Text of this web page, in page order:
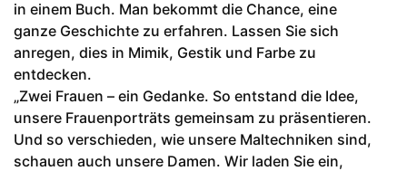
in einem Buch. Man bekommt die Chance, eine
ganze Geschichte zu erfahren. Lassen Sie sich
anregen, dies in Mimik, Gestik und Farbe zu
entdecken.
„Zwei Frauen – ein Gedanke. So entstand die Idee,
unsere Frauenporträts gemeinsam zu präsentieren.
Und so verschieden, wie unsere Maltechniken sind,
schauen auch unsere Damen. Wir laden Sie ein,